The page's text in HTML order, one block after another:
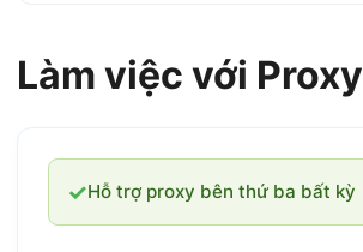
Làm việc với Proxy
✓Hỗ trợ proxy bên thứ ba bất kỳ